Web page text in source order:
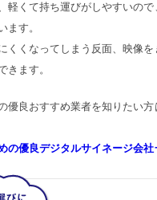
軽くて持ち運びがしやすいの
ます。
くくなってしまう反面、映像を
きます。
優良おすすめ業者を知りたい
の優良デジタルサイネージ会社